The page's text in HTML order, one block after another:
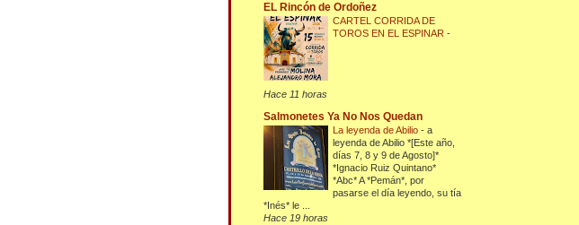
EL Rincón de Ordoñez
CARTEL CORRIDA DE
TOROS EN EL ESPINAR-
Hace 11 horas
Salmonetes Ya No Nos Quedan
La leyenda de Abilio-a
leyenda de Abilio *[Este año,
días 7, 8 y 9 de Agosto]*
*Ignacio Ruiz Quintano*
*Abc* A *Pemán*, por
pasarse el día leyendo, su tía
*Inés* le ...
Hace 19 horas